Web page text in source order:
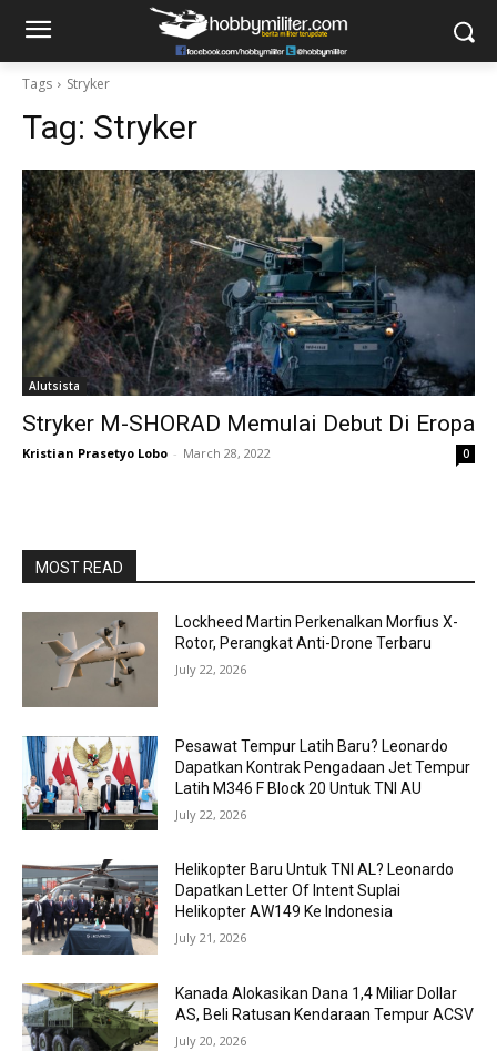
Tags Stryker
Tag: Stryker
Alutsista
Stryker M-SHORAD Memulai Debut Di Eropa
Kristian Prasetyo Lobo - March 28, 2022 0
MOST READ
Lockheed Martin Perkenalkan Morfius X-
Rotor, Perangkat Anti-Drone Terbaru
July 22, 2026
Pesawat Tempur Latih Baru? Leonardo
Dapatkan Kontrak Pengadaan Jet Tempur
Latih M346 F Block 20 Untuk TNI AU
July 22, 2026
Helikopter Baru Untuk TNI AL? Leonardo
Dapatkan Letter Of Intent Suplai
Helikopter AW149 Ke Indonesia
July 21, 2026
Kanada Alokasikan Dana 1,4 Miliar Dollar
AS, Beli Ratusan Kendaraan Tempur ACSV
July 20, 2026